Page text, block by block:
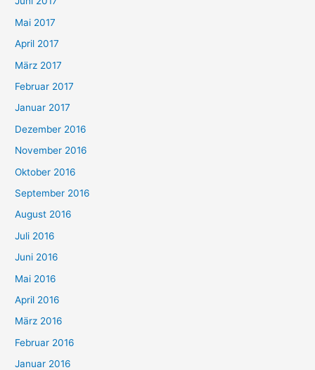
Mai 2017
April 2017
März 2017
Februar 2017
Januar 2017
Dezember 2016
November 2016
Oktober 2016
September 2016
August 2016
Juli 2016
Juni 2016
Mai 2016
April 2016
März 2016
Februar 2016
Januar 2016